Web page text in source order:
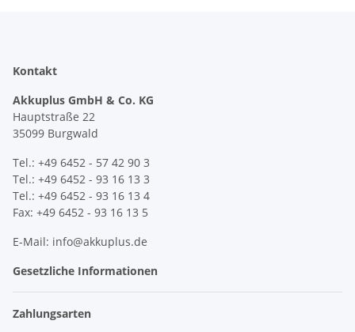
Kontakt
Akkuplus GmbH & Co. KG
Hauptstraße 22
35099 Burgwald
Tel.: +49 6452 - 57 42 90 3
Tel.: +49 6452 - 93 16 13 3
Tel.: +49 6452 - 93 16 13 4
Fax: +49 6452 - 93 16 13 5
E-Mail: info@akkuplus.de
Gesetzliche Informationen
Zahlungsarten